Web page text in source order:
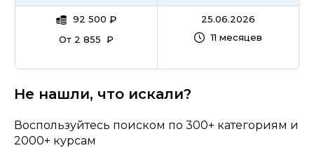
92 500 ₽
От 2 855 ₽
25.06.2026
11 месяцев
Не нашли, что искали?
Воспользуйтесь поиском по 300+ категориям и
2000+ курсам